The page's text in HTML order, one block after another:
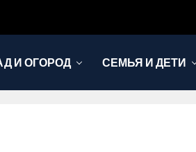
И ОГОРОД СЕМЬЯ И ДЕТИ